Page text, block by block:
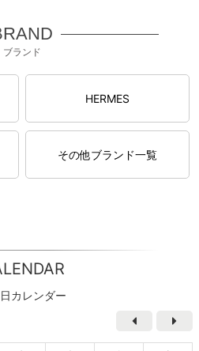
ブランド
HERMES
その他ブランド一覧
カレンダー